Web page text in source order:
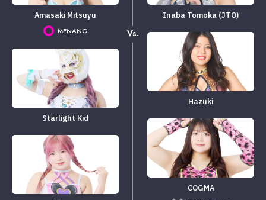
Amasaki Mitsuyu
MENANG
Starlight Kid
Vs.
Inaba Tomoka (JTO)
Hazuki
COGMA